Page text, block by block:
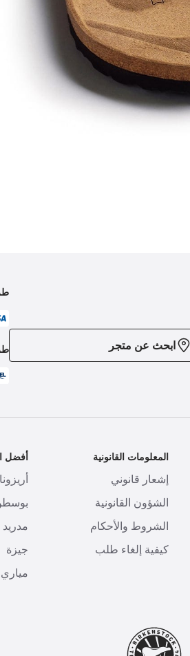
ابحث عن متجر
المعلومات القانونية
إشعار قانوني
الشؤون القانونية
الشروط والأحكام
كيفية إلغاء طلب
أفضل
مدريد
جيزة
مياري